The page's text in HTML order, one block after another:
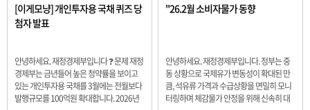
[이게모냥] 개인투자용 국채 퀴즈 당
첨자 발표
안녕하세요. 재정경제부입니다 ❓ 문제 재정
경제부는 금년들어 높은 청약률을 보이고
있는 개인투자용 국채를 3월에는 전월보다
발행규모를 100억원 확대합니다. 2026년
"26.2월 소비자물가 동향
안녕하세요. 재정경제부입니다. 정부는 중
동 상황으로 국제유가 변동성이 확대된 만
큼, 석유류 가격과 수급상황을 면밀히 모니
터링하며 체감물가 안정을 위해 신속히 대